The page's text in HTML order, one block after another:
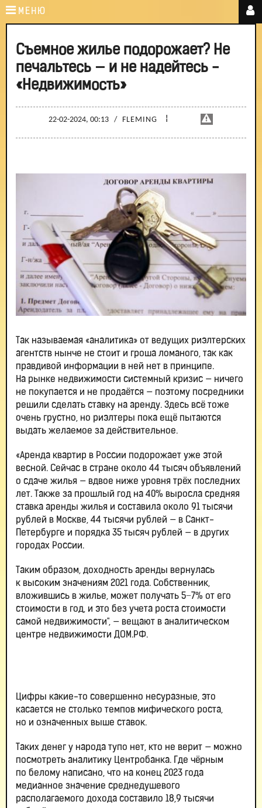
МЕНЮ
Съемное жилье подорожает? Не
печальтесь — и не надейтесь -
«Недвижимость»
22-02-2024, 00:13 / FLEMING ¦
Так называемая «аналитика» от ведущих риэлтерских
агентств нынче не стоит и гроша ломаного, так как
правдивой информации в ней нет в принципе.
На рынке недвижимости системный кризис — ничего
не покупается и не продаётся — поэтому посредники
решили сделать ставку на аренду. Здесь всё тоже
очень грустно, но риэлтеры пока ещё пытаются
выдать желаемое за действительное.
«Аренда квартир в России подорожает уже этой
весной. Сейчас в стране около 44 тысяч объявлений
о сдаче жилья — вдвое ниже уровня трёх последних
лет. Также за прошлый год на 40% выросла средняя
ставка аренды жилья и составила около 91 тысячи
рублей в Москве, 44 тысячи рублей — в Санкт-
Петербурге и порядка 35 тысяч рублей — в других
городах России.
Таким образом, доходность аренды вернулась
к высоким значениям 2021 года. Собственник,
вложившись в жилье, может получать 5−7% от его
стоимости в год, и это без учета роста стоимости
самой недвижимости", — вещают в аналитическом
центре недвижимости ДОМ.РФ.
Цифры какие-то совершенно несуразные, это
касается не столько темпов мифического роста,
но и означенных выше ставок.
Таких денег у народа тупо нет, кто не верит — можно
посмотреть аналитику Центробанка. Где чёрным
по белому написано, что на конец 2023 года
медианное значение среднедушевого
располагаемого дохода составило 18,9 тысячи